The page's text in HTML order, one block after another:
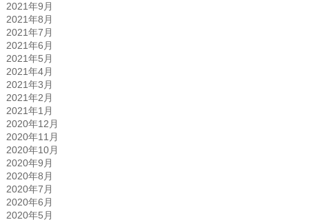
2021年9月
2021年8月
2021年7月
2021年6月
2021年5月
2021年4月
2021年3月
2021年2月
2021年1月
2020年12月
2020年11月
2020年10月
2020年9月
2020年8月
2020年7月
2020年6月
2020年5月